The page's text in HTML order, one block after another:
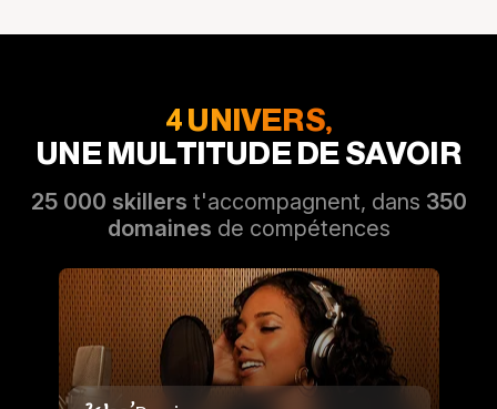
4 UNIVERS,
UNE MULTITUDE DE SAVOIR
25 000 skillers t'accompagnent, dans 350
domaines de compétences